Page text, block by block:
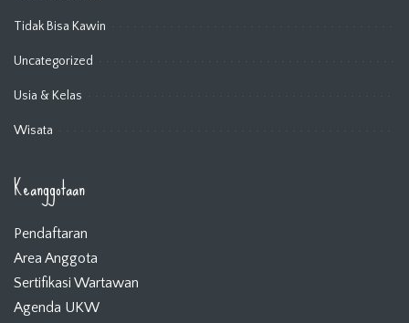
Tidak Bisa Kawin
Uncategorized
Usia & Kelas
Wisata
Keanggotaan
Pendaftaran
Area Anggota
Sertifikasi Wartawan
Agenda UKW